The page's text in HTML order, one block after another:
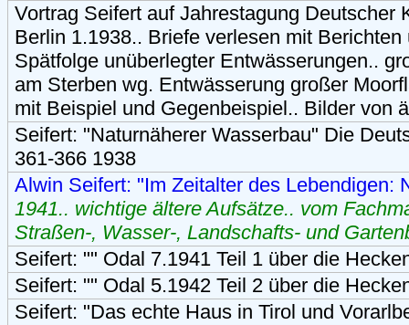
Vortrag Seifert auf Jahrestagung Deutscher
Berlin 1.1938.. Briefe verlesen mit
Spätfolge unüberlegter Entwässerungen..
am Sterben wg. Entwässerung großer
mit Beispiel und Gegenbeispiel.. Bilder von
Seifert: "Naturnäherer Wasserbau" Die
361-366 1938
Alwin Seifert: "Im Zeitalter des Lebendigen:
1941.. wichtige ältere Aufsätze.. vom
Straßen-, Wasser-, Landschafts- und
Seifert: "" Odal 7.1941 Teil 1 über die
Seifert: "" Odal 5.1942 Teil 2 über die
Seifert: "Das echte Haus in Tirol und